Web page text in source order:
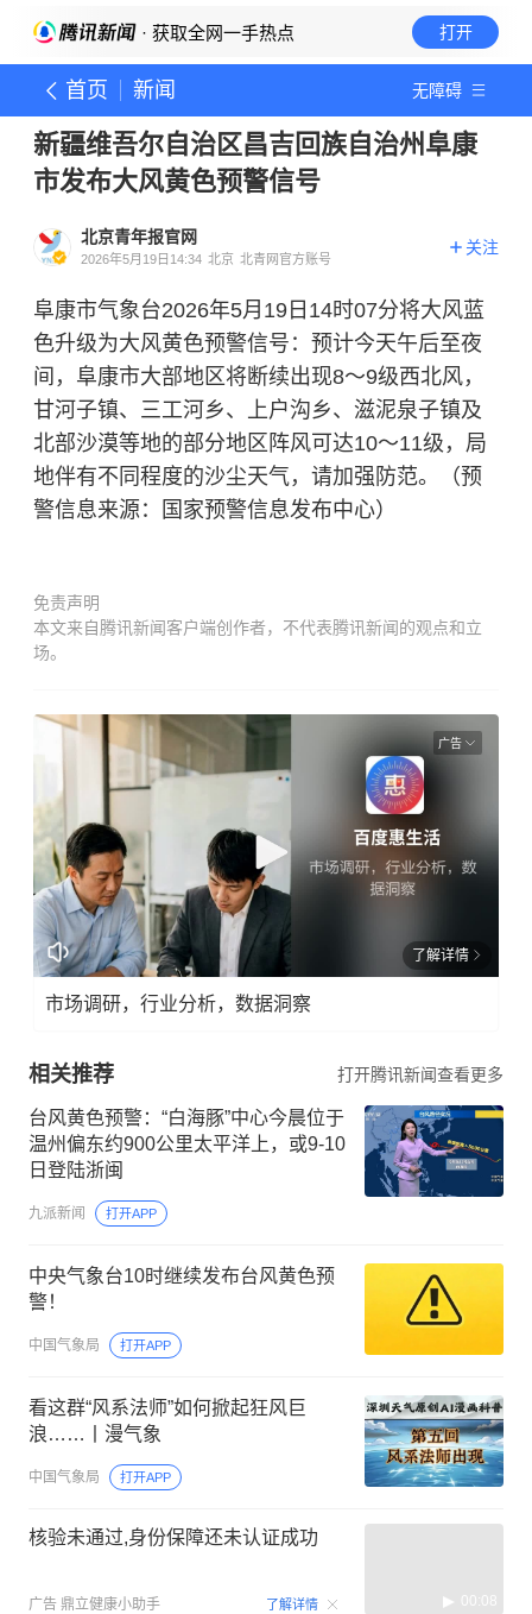
· 获取全网一手热点 打开
首页 新闻 无障碍
新疆维吾尔自治区昌吉回族自治州阜康
市发布大风黄色预警信号
北京青年报官网
2026年5月19日14:34 北京 北青网官方账号
关注
阜康市气象台2026年5月19日14时07分将大风蓝
色升级为大风黄色预警信号：预计今天午后至夜
间，阜康市大部地区将断续出现8～9级西北风，
甘河子镇、三工河乡、上户沟乡、滋泥泉子镇及
北部沙漠等地的部分地区阵风可达10～11级，局
地伴有不同程度的沙尘天气，请加强防范。（预
警信息来源：国家预警信息发布中心）
免责声明
本文来自腾讯新闻客户端创作者，不代表腾讯新闻的观点和立
场。
广告
了解详情
市场调研，行业分析，数据洞察
相关推荐 打开腾讯新闻查看更多
台风黄色预警：“白海豚”中心今晨位于
温州偏东约900公里太平洋上，或9-10
日登陆浙闽
九派新闻 打开APP
中央气象台10时继续发布台风黄色预
警！
中国气象局 打开APP
看这群“风系法师”如何掀起狂风巨
浪……丨漫气象
中国气象局 打开APP
核验未通过,身份保障还未认证成功
广告 鼎立健康小助手 了解详情 00:08